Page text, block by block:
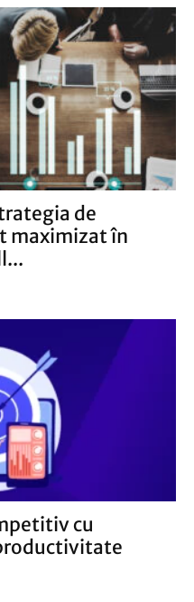
de
maximizat în
cu